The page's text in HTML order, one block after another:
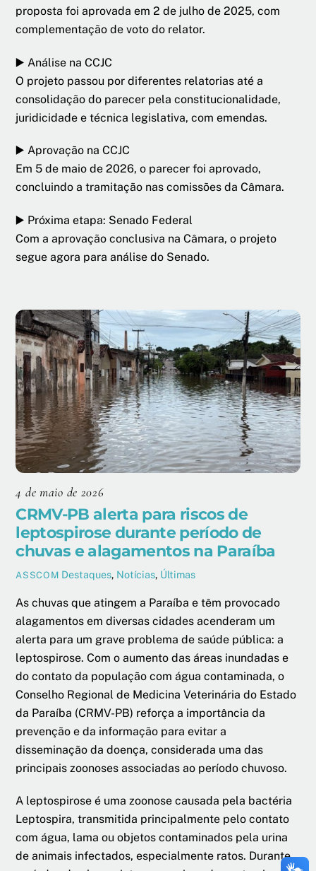
proposta foi aprovada em 2 de julho de 2025, com
complementação de voto do relator.
▶️ Análise na CCJC
O projeto passou por diferentes relatorias até a
consolidação do parecer pela constitucionalidade,
juridicidade e técnica legislativa, com emendas.
▶️ Aprovação na CCJC
Em 5 de maio de 2026, o parecer foi aprovado,
concluindo a tramitação nas comissões da Câmara.
▶️ Próxima etapa: Senado Federal
Com a aprovação conclusiva na Câmara, o projeto
segue agora para análise do Senado.
4 de maio de 2026
CRMV-PB alerta para riscos de
leptospirose durante período de
chuvas e alagamentos na Paraíba
ASSCOM Destaques, Notícias, Últimas
As chuvas que atingem a Paraíba e têm provocado
alagamentos em diversas cidades acenderam um
alerta para um grave problema de saúde pública: a
leptospirose. Com o aumento das áreas inundadas e
do contato da população com água contaminada, o
Conselho Regional de Medicina Veterinária do Estado
da Paraíba (CRMV-PB) reforça a importância da
prevenção e da informação para evitar a
disseminação da doença, considerada uma das
principais zoonoses associadas ao período chuvoso.
A leptospirose é uma zoonose causada pela bactéria
Leptospira, transmitida principalmente pelo contato
com água, lama ou objetos contaminados pela urina
de animais infectados, especialmente ratos. Durante